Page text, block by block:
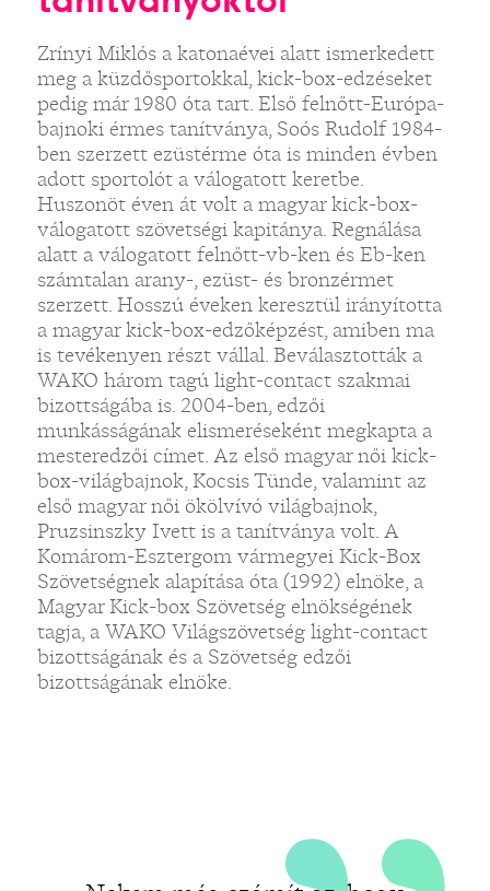
Zrínyi Miklós a katonaévei alatt ismerkedett
meg a küzdősportokkal, kick-box-edzéseket
pedig már 1980 óta tart. Első felnőtt-Európa-
bajnoki érmes tanítványa, Soós Rudolf 1984-
ben szerzett ezüstérme óta is minden évben
adott sportolót a válogatott keretbe.
Huszonöt éven át volt a magyar kick-box-
válogatott szövetségi kapitánya. Regnálása
alatt a válogatott felnőtt-vb-ken és Eb-ken
számtalan arany-, ezüst- és bronzérmet
szerzett. Hosszú éveken keresztül irányította
a magyar kick-box-edzőképzést, amiben ma
is tevékenyen részt vállal. Beválasztották a
WAKO három tagú light-contact szakmai
bizottságába is. 2004-ben, edzői
munkásságának elismeréseként megkapta a
mesteredzői címet. Az első magyar női kick-
box-világbajnok, Kocsis Tünde, valamint az
első magyar női ökölvívó világbajnok,
Pruzsinszky Ivett is a tanítványa volt. A
Komárom-Esztergom vármegyei Kick-Box
Szövetségnek alapítása óta (1992) elnöke, a
Magyar Kick-box Szövetség elnökségének
tagja, a WAKO Világszövetség light-contact
bizottságának és a Szövetség edzői
bizottságának elnöke.
„